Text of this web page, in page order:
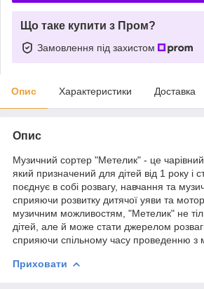
Що таке купити з Пром?
Замовлення під захистом
Опис Характеристики Доставка
Опис
Музичний сортер "Метелик" - це
який призначений для дітей від 1 року і
поєднує в собі розвагу, навчання та
сприяючи розвитку дитячої уяви та
музичним можливостям, "Метелик" не
дітей, але й може стати джерелом розваги
сприяючи спільному часу проведенню з
Приховати